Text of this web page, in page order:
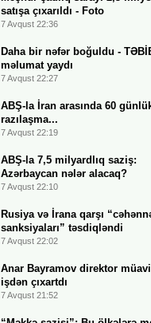
satışa çıxarıldı - Foto
7 Avqust 22:36
Daha bir nəfər boğuldu -
məlumat yaydı
7 Avqust 22:27
ABŞ-la İran arasında 60
razılaşma...
7 Avqust 22:19
ABŞ-la 7,5 milyardlıq saziş:
Azərbaycan nələr alacaq?
7 Avqust 22:10
Rusiya və İrana qarşı
sanksiyaları” təsdiqləndi
7 Avqust 22:02
Anar Bayramov direktor
işdən çıxartdı
7 Avqust 21:52